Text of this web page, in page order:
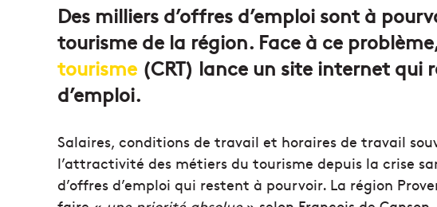
Des milliers d’offres d’emploi sont à
tourisme de la région. Face à ce
tourisme (CRT) lance un site internet qui
d’emploi.
Salaires, conditions de travail et horaires de travail
l’attractivité des métiers du tourisme depuis la crise
d’offres d’emploi qui restent à pourvoir. La région